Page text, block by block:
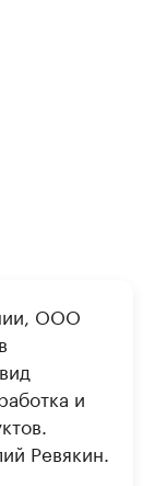
ООО
и
Ревякин.